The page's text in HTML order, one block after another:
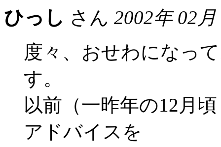
ひっし さん 2002年 02
度々、おせわになっ
す。
以前（一昨年の12月
アドバイスを